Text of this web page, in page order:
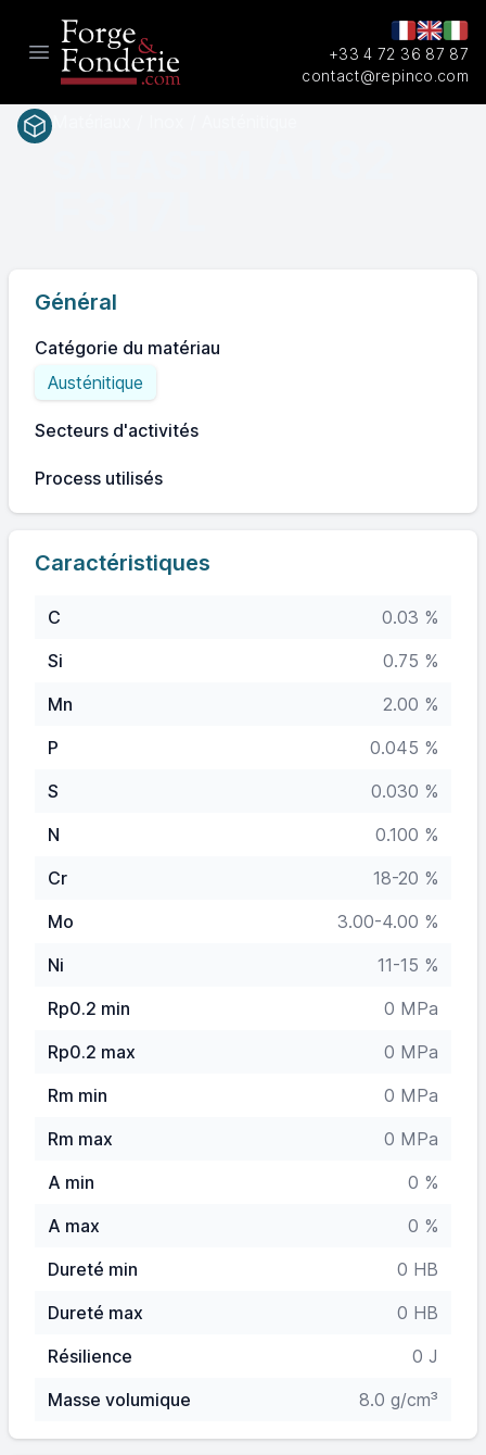
Open main menu
+33 4 72 36 87 87
contact@repinco.com
Général
Catégorie du matériau
Austénitique
Secteurs d'activités
Process utilisés
Caractéristiques
C
0.03 %
Si
0.75 %
Mn
2.00 %
P
0.045 %
S
0.030 %
N
0.100 %
Cr
18-20 %
Mo
3.00-4.00 %
Ni
11-15 %
Rp0.2 min
0 MPa
Rp0.2 max
0 MPa
Rm min
0 MPa
Rm max
0 MPa
A min
0 %
A max
0 %
Dureté min
0 HB
Dureté max
0 HB
Résilience
0 J
Masse volumique
8.0 g/cm³